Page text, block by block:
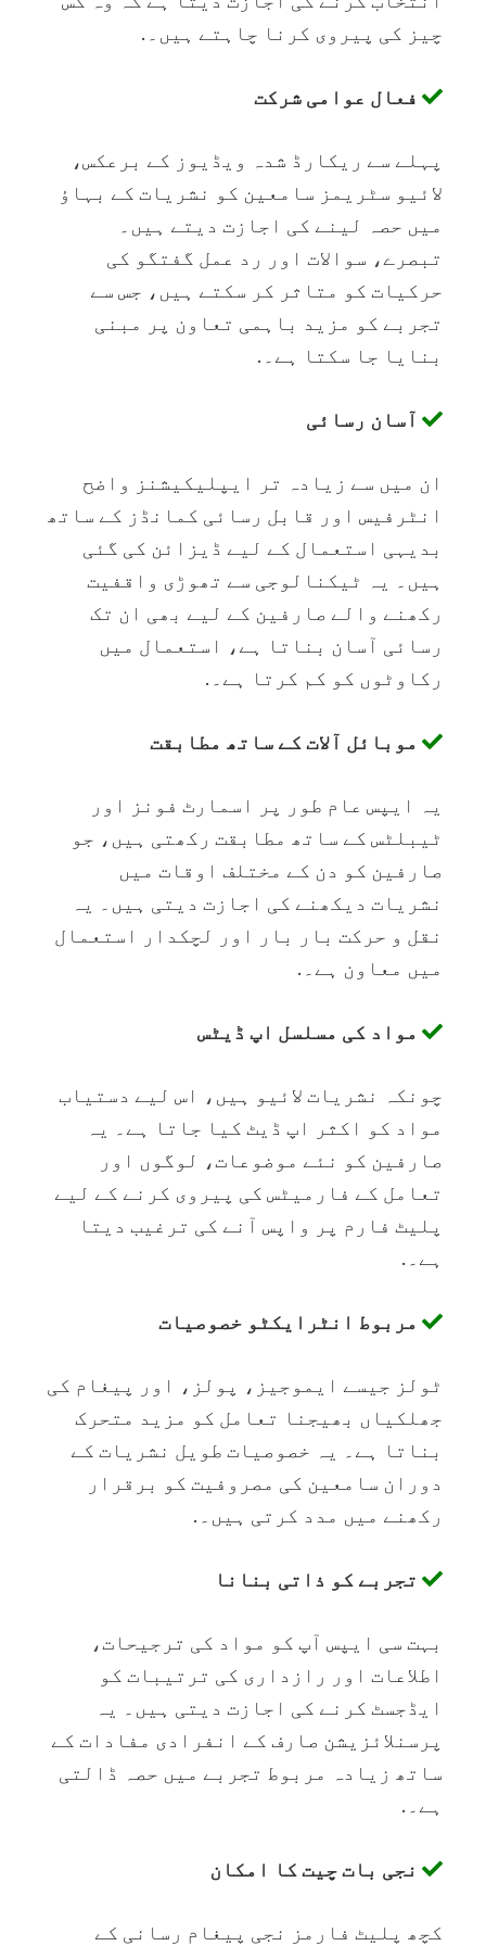
چیز کی پیروی کرنا چاہتے ہیں۔.
فعال عوامی شرکت
پہلے سے ریکارڈ شدہ ویڈیوز کے برعکس،
لائیو سٹریمز سامعین کو نشریات کے بہاؤ
میں حصہ لینے کی اجازت دیتے ہیں۔
تبصرے، سوالات اور رد عمل گفتگو کی
حرکیات کو متاثر کر سکتے ہیں، جس سے
تجربے کو مزید باہمی تعاون پر مبنی
بنایا جا سکتا ہے۔.
آسان رسائی
ان میں سے زیادہ تر ایپلیکیشنز واضح
انٹرفیس اور قابل رسائی کمانڈز کے ساتھ
بدیہی استعمال کے لیے ڈیزائن کی گئی
ہیں۔ یہ ٹیکنالوجی سے تھوڑی واقفیت
رکھنے والے صارفین کے لیے بھی ان تک
رسائی آسان بناتا ہے، استعمال میں
رکاوٹوں کو کم کرتا ہے۔.
موبائل آلات کے ساتھ مطابقت
یہ ایپس عام طور پر اسمارٹ فونز اور
ٹیبلٹس کے ساتھ مطابقت رکھتی ہیں، جو
صارفین کو دن کے مختلف اوقات میں
نشریات دیکھنے کی اجازت دیتی ہیں۔ یہ
نقل و حرکت بار بار اور لچکدار استعمال
میں معاون ہے۔.
مواد کی مسلسل اپ ڈیٹس
چونکہ نشریات لائیو ہیں، اس لیے دستیاب
مواد کو اکثر اپ ڈیٹ کیا جاتا ہے۔ یہ
صارفین کو نئے موضوعات، لوگوں اور
تعامل کے فارمیٹس کی پیروی کرنے کے لیے
پلیٹ فارم پر واپس آنے کی ترغیب دیتا
ہے۔.
مربوط انٹرایکٹو خصوصیات
ٹولز جیسے ایموجیز، پولز، اور پیغام کی
جھلکیاں بھیجنا تعامل کو مزید متحرک
بناتا ہے۔ یہ خصوصیات طویل نشریات کے
دوران سامعین کی مصروفیت کو برقرار
رکھنے میں مدد کرتی ہیں۔.
تجربے کو ذاتی بنانا
بہت سی ایپس آپ کو مواد کی ترجیحات،
اطلاعات اور رازداری کی ترتیبات کو
ایڈجسٹ کرنے کی اجازت دیتی ہیں۔ یہ
پرسنلائزیشن صارف کے انفرادی مفادات کے
ساتھ زیادہ مربوط تجربے میں حصہ ڈالتی
ہے۔.
نجی بات چیت کا امکان
کچھ پلیٹ فارمز نجی پیغام رسانی کے